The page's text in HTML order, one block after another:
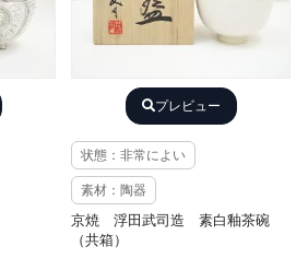
プレビュー
状態：非常によい
素材：陶器
京焼 浮田武司造 素白釉茶碗
（共箱）